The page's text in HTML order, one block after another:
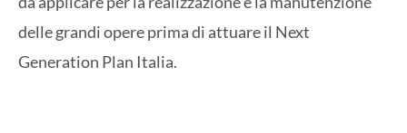
delle grandi opere prima di attuare il Next
Generation Plan Italia.